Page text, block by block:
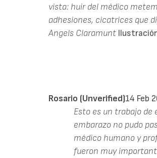
vista: huir del médico
adhesiones, cicatrices que
Angels Claramunt
Rosario (unverified)14 Feb
Esto es un trabajo
embarazo no pudo
médico humano y
fueron muy